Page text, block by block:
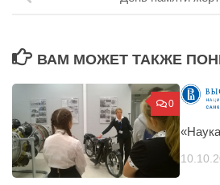
ВАМ МОЖЕТ ТАКЖЕ
0